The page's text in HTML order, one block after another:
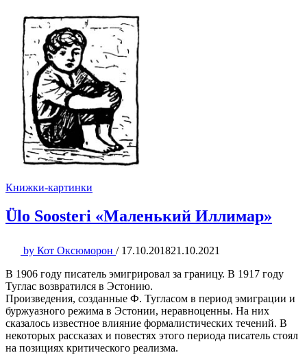
Книжки-картинки
Ülo Soosteri «Маленький Иллимар»
by Кот Оксюморон / 17.10.201821.10.2021
В 1906 году писатель эмигрировал за границу. В 1917 году
Туглас возвратился в Эстонию.
Произведения, созданные Ф. Тугласом в период эмиграции и
буржуазного режима в Эстонии, неравноценны. На них
сказалось известное влияние формалистических течений. В
некоторых рассказах и повестях этого периода писатель стоял
на позициях критического реализма.